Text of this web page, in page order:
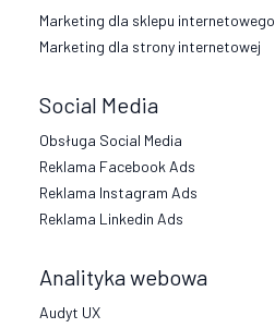
Marketing dla sklepu internetowego
Marketing dla strony internetowej
Social Media
Obsługa Social Media
Reklama Facebook Ads
Reklama Instagram Ads
Reklama Linkedin Ads
Analityka webowa
Audyt UX